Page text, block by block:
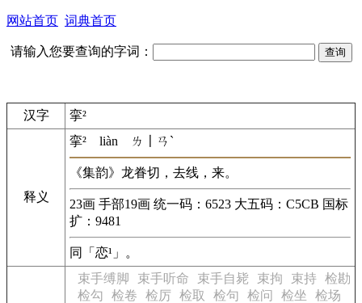
网站首页 词典首页
请输入您要查询的字词：
汉字 挛²
释义
挛² liàn ㄌ〡ㄢˋ
《集韵》龙眷切，去线，来。
23画 手部19画 统一码：6523 大五码：C5CB 国标
扩：9481
同「恋¹」。
束手缚脚 束手听命 束手自毙 束拘 束持 检勘
检勾
检卷 检厉 检取 检句 检问 检坐
检场